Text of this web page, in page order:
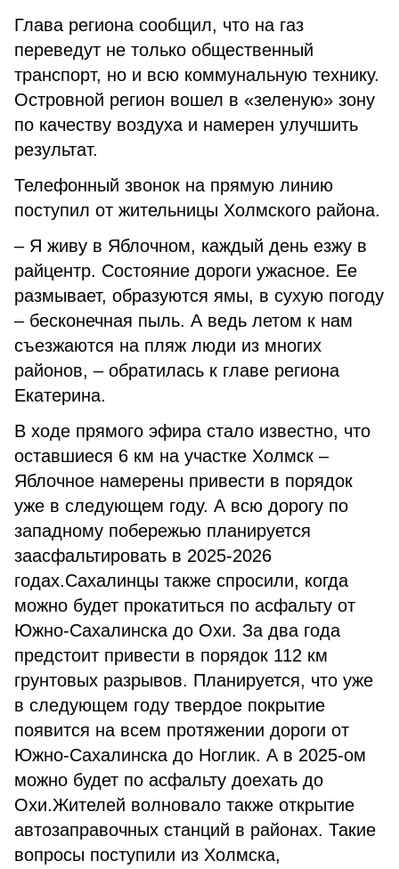
Глава региона сообщил, что на газ
переведут не только общественный
транспорт, но и всю коммунальную технику.
Островной регион вошел в «зеленую» зону
по качеству воздуха и намерен улучшить
результат.
Телефонный звонок на прямую линию
поступил от жительницы Холмского района.
– Я живу в Яблочном, каждый день езжу в
райцентр. Состояние дороги ужасное. Ее
размывает, образуются ямы, в сухую погоду
– бесконечная пыль. А ведь летом к нам
съезжаются на пляж люди из многих
районов, – обратилась к главе региона
Екатерина.
В ходе прямого эфира стало известно, что
оставшиеся 6 км на участке Холмск –
Яблочное намерены привести в порядок
уже в следующем году. А всю дорогу по
западному побережью планируется
заасфальтировать в 2025-2026
годах.Сахалинцы также спросили, когда
можно будет прокатиться по асфальту от
Южно-Сахалинска до Охи. За два года
предстоит привести в порядок 112 км
грунтовых разрывов. Планируется, что уже
в следующем году твердое покрытие
появится на всем протяжении дороги от
Южно-Сахалинска до Ноглик. А в 2025-ом
можно будет по асфальту доехать до
Охи.Жителей волновало также открытие
автозаправочных станций в районах. Такие
вопросы поступили из Холмска,